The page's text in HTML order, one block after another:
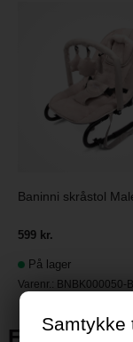
Samtykke
Baninni skråstol
599 kr.
På lager
Varenr.: BNBK000050-
FAQ: